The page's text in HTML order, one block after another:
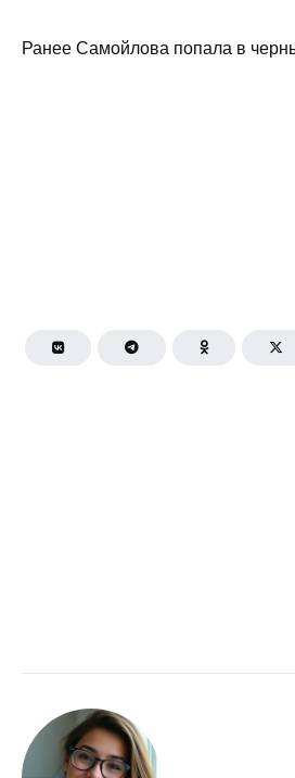
Ранее Самойлова попала в